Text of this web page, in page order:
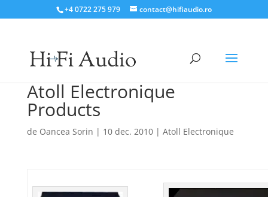
+4 0722 275 979 contact@hifiaudio.ro
Atoll Electronique
Products
de Oancea Sorin | 10 dec. 2010| Atoll Electronique